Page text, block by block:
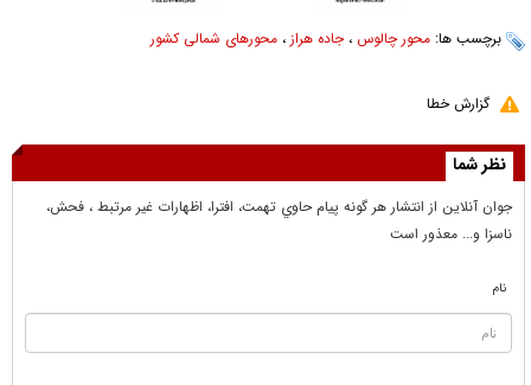
برچسب ها: محور چالوس ،جاده هراز ، محورهای شمالی کشور
گزارش خطا
نظر شما
جوان آنلاين از انتشار هر گونه پيام حاوي تهمت، افترا، اظهارات غير مرتبط ، فحش،
ناسزا و... معذور است
نام